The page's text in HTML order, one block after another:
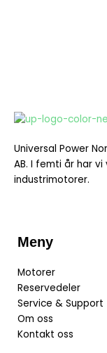
Universal Power
AB. I femti år har vi
industrimotorer.
Meny
Motorer
Reservedeler
Service & Support
Om oss
Kontakt oss